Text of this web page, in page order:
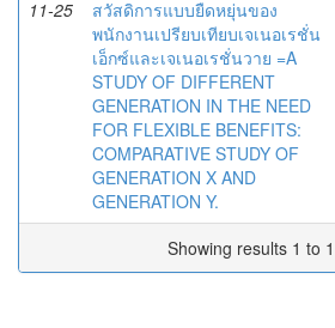
11-25
สวัสดิการแบบยืดหยุ่นของ
พนักงานเปรียบเทียบเจเนอเรชั่น
เอ็กซ์และเจเนอเรชั่นวาย =A
STUDY OF DIFFERENT
GENERATION IN THE NEED
FOR FLEXIBLE BENEFITS:
COMPARATIVE STUDY OF
GENERATION X AND
GENERATION Y.
Showing results 1 to